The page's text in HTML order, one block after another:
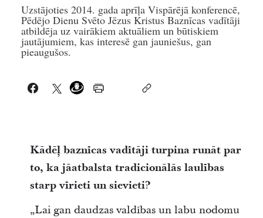
Uzstājoties 2014. gada aprīļa Vispārējā konferencē,
Pēdējo Dienu Svēto Jēzus Kristus Baznīcas vadītāji
atbildēja uz vairākiem aktuāliem un būtiskiem
jautājumiem, kas interesē gan jauniešus, gan
pieaugušos.
Kādēļ baznīcas vadītāji turpina runāt par
to, ka jāatbalsta tradicionālās laulības
starp vīrieti un sievieti?
„Lai gan daudzas valdības un labu nodomu